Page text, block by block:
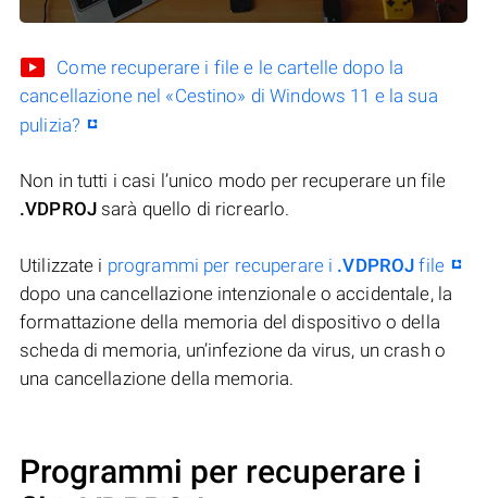
Come recuperare i file e le cartelle dopo la
cancellazione nel «Cestino» di Windows 11 e la sua
pulizia?
Non in tutti i casi l’unico modo per recuperare un file
.VDPROJsarà quello di ricrearlo.
Utilizzate i programmi per recuperare i .VDPROJ file
dopo una cancellazione intenzionale o accidentale, la
formattazione della memoria del dispositivo o della
scheda di memoria, un’infezione da virus, un crash o
una cancellazione della memoria.
Programmi per recuperare i